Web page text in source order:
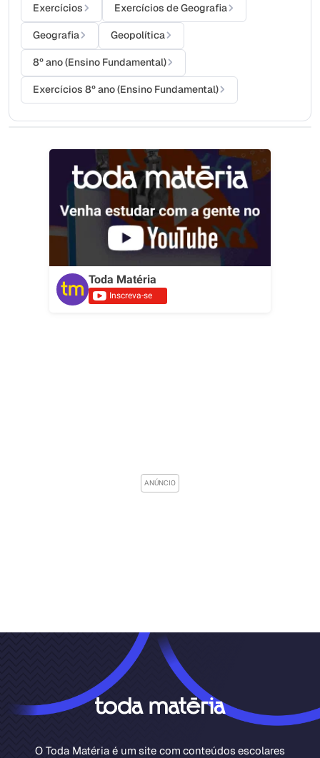
Exercícios Exercícios de Geografia
Geografia Geopolítica
8º ano (Ensino Fundamental)
Exercícios 8º ano (Ensino Fundamental)
Toda Matéria
Inscreva-se
O Toda Matéria é um site com conteúdos escolares